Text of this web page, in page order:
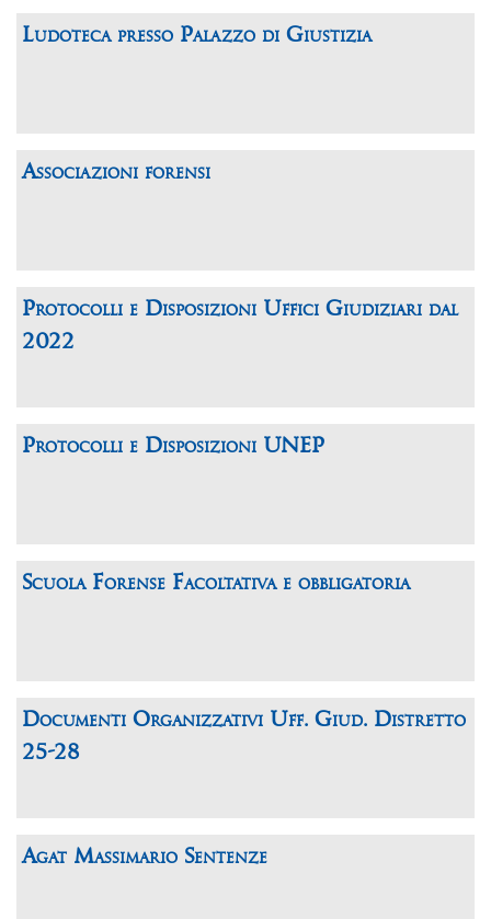
Ludoteca presso Palazzo di Giustizia
Associazioni forensi
Protocolli e Disposizioni Uffici Giudiziari dal
2022
Protocolli e Disposizioni UNEP
Scuola Forense Facoltativa e obbligatoria
Documenti Organizzativi Uff. Giud. Distretto
25-28
Agat Massimario Sentenze